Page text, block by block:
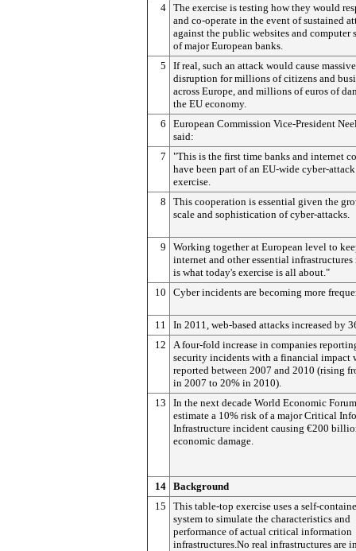
4 The exercise is testing how they would
and co-operate in the event of sustained
against the public websites and computer
of major European banks.
5
If real, such an attack would cause massive
disruption for millions of citizens and
across Europe, and millions of euros of
the EU economy.
6
European Commission Vice-President
said:
7
"This is the first time banks and internet
have been part of an EU-wide cyber-attack
exercise.
8
This cooperation is essential given the
scale and sophistication of cyber-attacks.
9
Working together at European level to
internet and other essential
is what today's exercise is all about."
10
Cyber incidents are becoming more
11
In 2011, web-based attacks increased by
12
A four-fold increase in companies
security incidents with a financial impact
reported between 2007 and 2010 (rising
in 2007 to 20% in 2010).
13
In the next decade World Economic
estimate a 10% risk of a major Critical
Infrastructure incident causing €200
economic damage.
14 Background
15
This table-top exercise uses a self-
system to simulate the characteristics and
performance of actual critical information
infrastructures.No real infrastructures are